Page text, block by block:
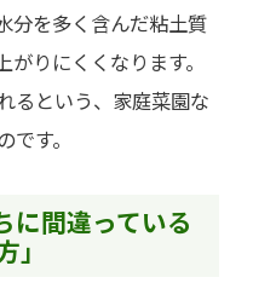
分を多く含んだ粘土質
りにくくなります。
るという、家庭菜園な
す。
に間違っている
」